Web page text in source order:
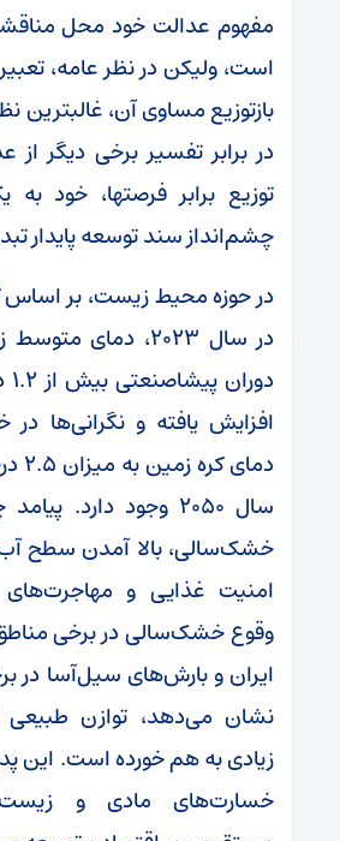
مفهوم عدالت خود محل
است، ولیکن در نظر عامه،
بازتوزیع مساوی آن، غالبترین
در برابر تفسیر برخی دیگر از
توزیع برابر فرصتها، خود
چشم‌انداز سند توسعه پایدار
در سال ۲۰۲۳، دمای
افزایش یافته و نگرانی‌ها
سال ۲۰۵۰ وجود دارد.
خشک‌سالی، بالا آمدن سطح
امنیت غذایی و
وقوع خشک‌سالی در برخی
ایران و بارش‌های سیل‌آسا در
نشان می‌دهد، توازن طبیعی
زیادی به هم خورده است. این
خسارت‌های مادی و